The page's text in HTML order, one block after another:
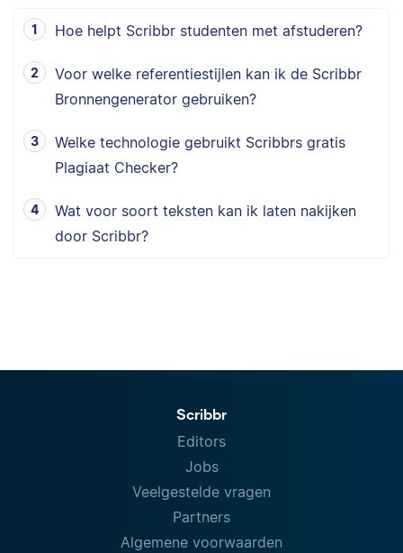
Hoe helpt Scribbr studenten met afstuderen?
Voor welke referentiestijlen kan ik de Scribbr
Bronnengenerator gebruiken?
Welke technologie gebruikt Scribbrs gratis
Plagiaat Checker?
Wat voor soort teksten kan ik laten nakijken
door Scribbr?
Scribbr
Editors
Jobs
Veelgestelde vragen
Partners
Algemene voorwaarden